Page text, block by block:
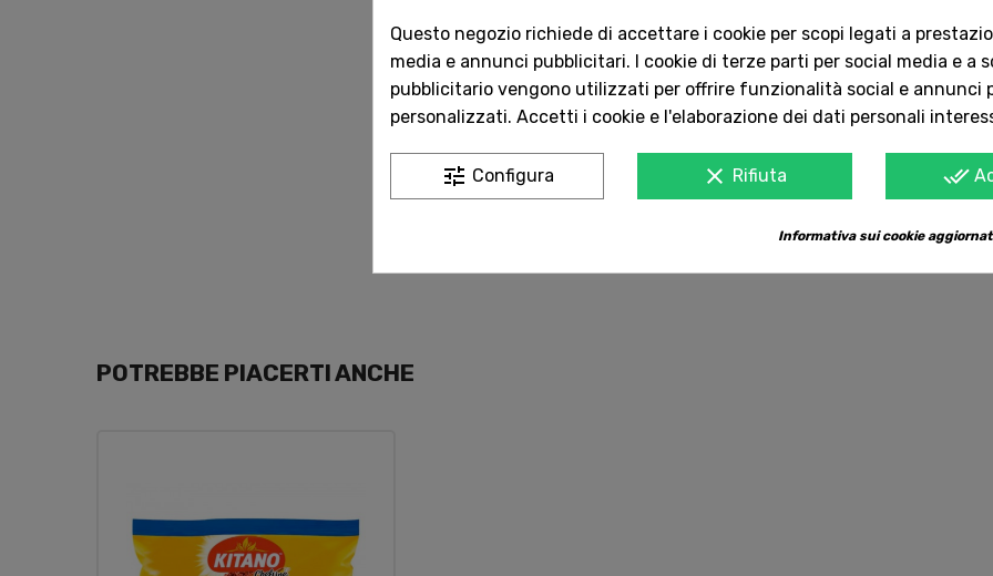
Sale
0
Contenuto Vitaminico
fonte diVitamina Ee,
della Vitamina A).
POTREBBE PIACERTI ANCHE
Questo negozio richiede di accettare i cookie per scopi legati a
media e annunci pubblicitari. I cookie di terze parti per social media e a
pubblicitario vengono utilizzati per offrire funzionalità social e annunci
personalizzati. Accetti i cookie e l'elaborazione dei dati personali
tune Configura clear Rifiuta done_all
Informativa sui cookie